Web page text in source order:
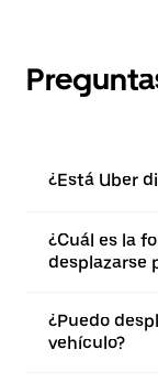
¿Está Uber
¿Cuál es la
desplazarse
¿Puedo
vehículo?